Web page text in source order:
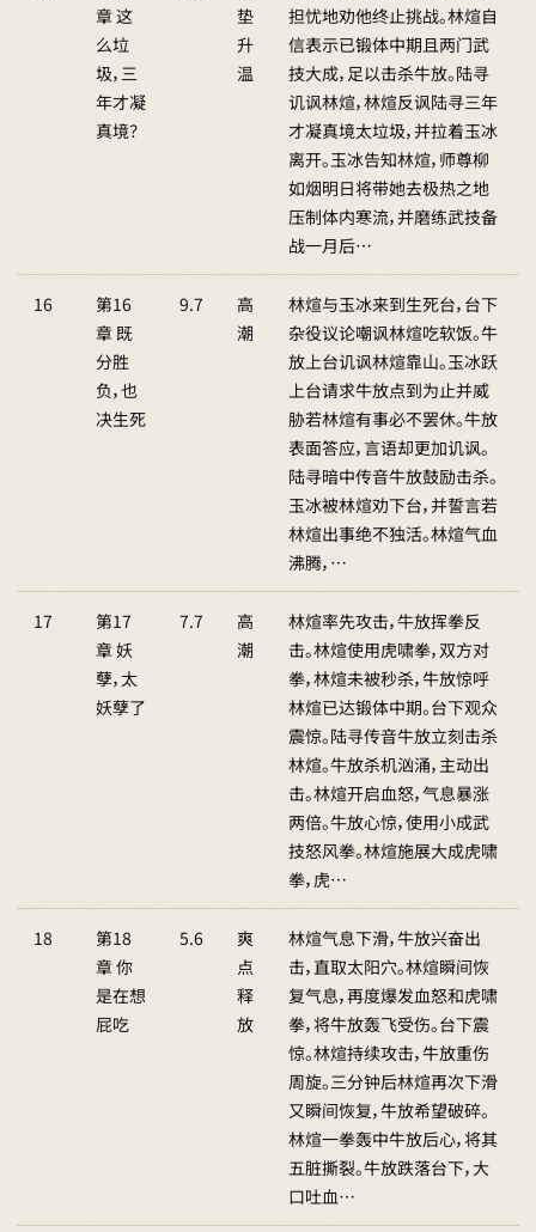
章 这
么垃
圾，三
年才凝
真境？
垫
升
温
担忧地劝他终止挑战。林煊自
信表示已锻体中期且两门武
技大成，足以击杀牛放。陆寻
讥讽林煊，林煊反讽陆寻三年
才凝真境太垃圾，并拉着玉冰
离开。玉冰告知林煊，师尊柳
如烟明日将带她去极热之地
压制体内寒流，并磨练武技备
战一月后…
16
第16
章 既
分胜
负，也
决生死
9.7
高
潮
林煊与玉冰来到生死台，台下
杂役议论嘲讽林煊吃软饭。牛
放上台讥讽林煊靠山。玉冰跃
上台请求牛放点到为止并威
胁若林煊有事必不罢休。牛放
表面答应，言语却更加讥讽。
陆寻暗中传音牛放鼓励击杀。
玉冰被林煊劝下台，并誓言若
林煊出事绝不独活。林煊气血
沸腾，…
17
第17
章 妖
孽，太
妖孽了
7.7
高
潮
林煊率先攻击，牛放挥拳反
击。林煊使用虎啸拳，双方对
拳，林煊未被秒杀，牛放惊呼
林煊已达锻体中期。台下观众
震惊。陆寻传音牛放立刻击杀
林煊。牛放杀机汹涌，主动出
击。林煊开启血怒，气息暴涨
两倍。牛放心惊，使用小成武
技怒风拳。林煊施展大成虎啸
拳，虎…
18
第18
章 你
是在想
屁吃
5.6
爽
点
释
放
林煊气息下滑，牛放兴奋出
击，直取太阳穴。林煊瞬间恢
复气息，再度爆发血怒和虎啸
拳，将牛放轰飞受伤。台下震
惊。林煊持续攻击，牛放重伤
周旋。三分钟后林煊再次下滑
又瞬间恢复，牛放希望破碎。
林煊一拳轰中牛放后心，将其
五脏撕裂。牛放跌落台下，大
口吐血…